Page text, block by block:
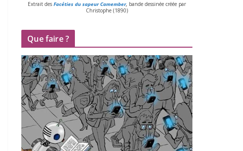
Extrait des Facéties du sapeur Camember, bande des­si­née créée par
Christophe (1890)
Que faire ?